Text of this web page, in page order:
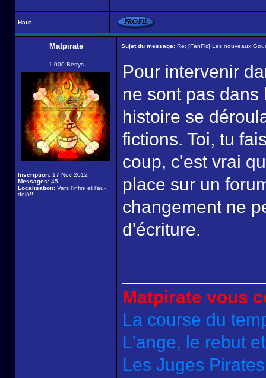
Haut
Matpirate Sujet du message: Re: [FanFic] Les nouveaux
1 000 Berrys
Inscription: 17 Nov 2012
Messages: 45
Localisation: Vers l'infini et l'au-
delà!!!
Pour intervenir
ne sont pas
histoire se
fictions. Toi, tu
coup, c'est vrai
place sur un
changement ne
d'écriture.
Matpirate vous
La course du
L'ange, le rebut
Les Juges Pirates